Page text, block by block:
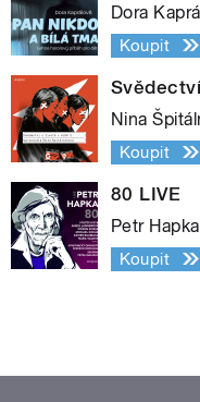
Dora
Koupit
Nina
Koupit
80 LIVE
Petr Hapka
Koupit